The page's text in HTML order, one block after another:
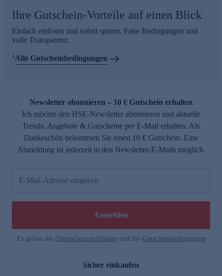
Ihre Gutschein-Vorteile auf einen Blick
Einfach einlösen und sofort sparen. Faire Bedingungen und
volle Transparenz.
1Alle Gutscheinbedingungen
Newsletter abonnieren – 10 € Gutschein erhalten
Ich möchte den HSE-Newsletter abonnieren und aktuelle
Trends, Angebote & Gutscheine per E-Mail erhalten. Als
Dankeschön bekommen Sie einen 10 € Gutschein. Eine
Abmeldung ist jederzeit in den Newsletter-E-Mails möglich.
E-Mail-Adresse eingeben
Anmelden
Es gelten die Datenschutzrichtlinien und die Gutscheinbedingungen
Sicher einkaufen